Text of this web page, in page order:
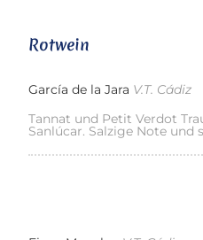
Rotwein
García de la Jara V.T. Cádiz
Tannat und Petit Verdot
Sanlúcar. Salzige Note und